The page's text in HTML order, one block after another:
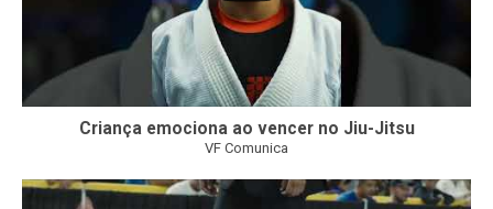
Criança emociona ao vencer no Jiu-Jitsu
VF Comunica